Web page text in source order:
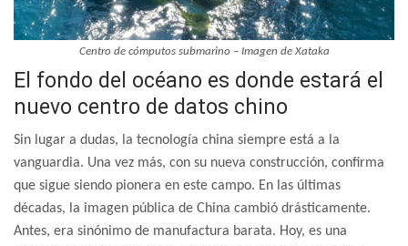
Centro de cómputos submarino – Imagen de Xataka
El fondo del océano es donde estará el
nuevo centro de datos chino
Sin lugar a dudas, la tecnología china siempre está a la
vanguardia. Una vez más, con su nueva construcción, confirma
que sigue siendo pionera en este campo. En las últimas
décadas, la imagen pública de China cambió drásticamente.
Antes, era sinónimo de manufactura barata. Hoy, es una